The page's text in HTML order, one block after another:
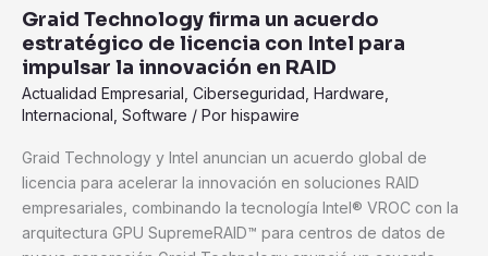
Graid Technology firma un acuerdo
estratégico de licencia con Intel para
impulsar la innovación en RAID
Actualidad Empresarial Ciberseguridad Hardware
Internacional Software / Por hispawire
Graid Technology y Intel anuncian un acuerdo global de
licencia para acelerar la innovación en soluciones RAID
empresariales, combinando la tecnología Intel® VROC con la
arquitectura GPU SupremeRAID™ para centros de datos de
para
impulsar
la
innovación
en